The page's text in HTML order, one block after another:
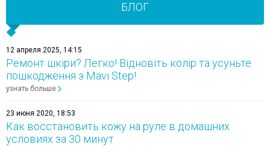
БЛОГ
12 апреля 2025, 14:15
Ремонт шкіри? Легко! Відновіть колір та усуньте
пошкодження з Mavi Step!
узнать больше
23 июня 2020, 18:53
Как восстановить кожу на руле в домашних
условиях за 30 минут